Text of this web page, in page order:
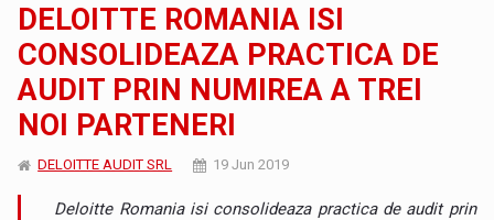
DELOITTE ROMANIA ISI
CONSOLIDEAZA PRACTICA DE
AUDIT PRIN NUMIREA A TREI
NOI PARTENERI
DELOITTE AUDIT SRL 19 Jun 2019
Deloitte Romania isi consolideaza practica de audit prin